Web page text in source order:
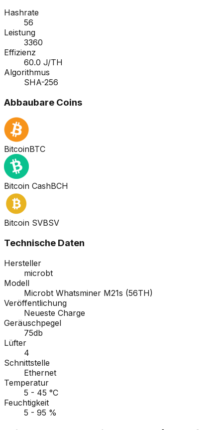
Hashrate
56
Leistung
3360
Effizienz
60.0 J/TH
Algorithmus
SHA-256
Abbaubare Coins
BitcoinBTC
Bitcoin CashBCH
Bitcoin SVBSV
Technische Daten
Hersteller
microbt
Modell
Microbt Whatsminer M21s (56TH)
Veröffentlichung
Neueste Charge
Geräuschpegel
75db
Lüfter
4
Schnittstelle
Ethernet
Temperatur
5 - 45 °C
Feuchtigkeit
5 - 95 %